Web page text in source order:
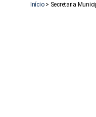
Início> Secretaria